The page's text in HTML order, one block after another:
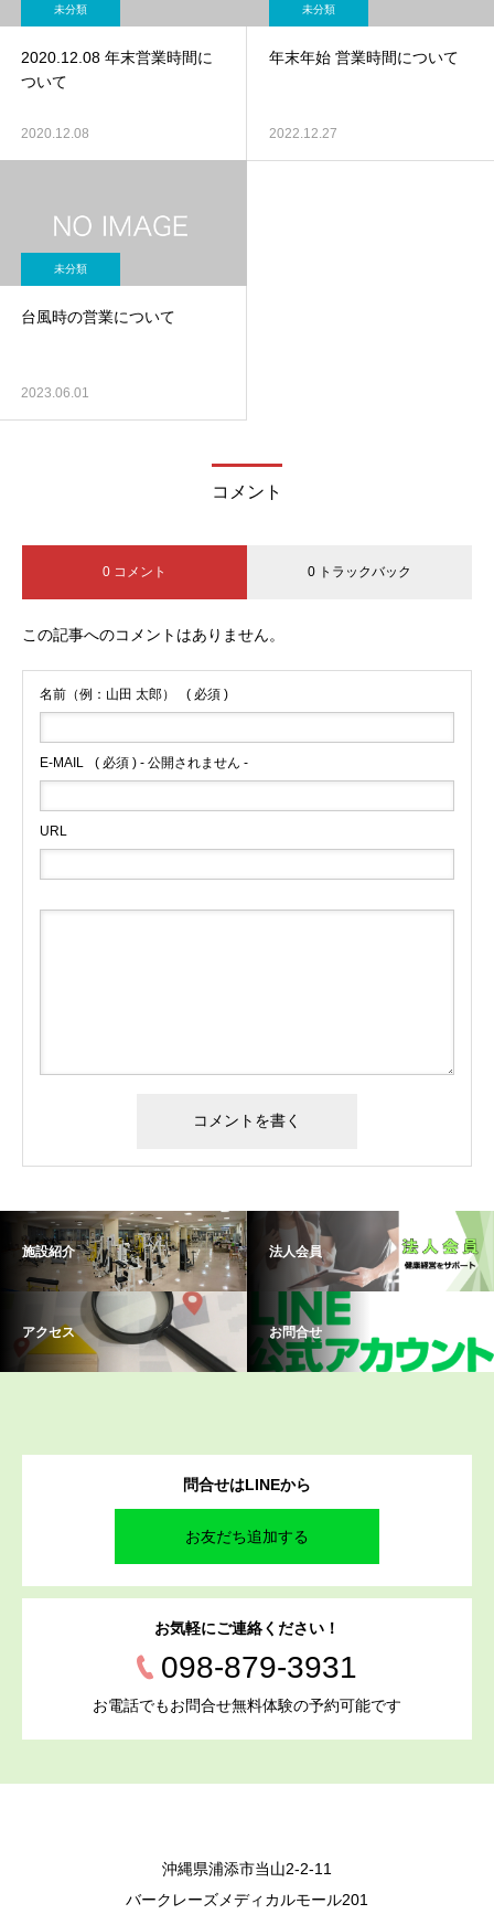
未分類
2020.12.08 年末営業時間に
ついて
2020.12.08
未分類
年末年始 営業時間について
2022.12.27
未分類
台風時の営業について
2023.06.01
コメント
0 コメント 0 トラックバック
この記事へのコメントはありません。
名前（例：山田 太郎） ( 必須 )
E-MAIL ( 必須 ) - 公開されません -
URL
施設紹介 法人会員
アクセス お問合せ
問合せはLINEから
お友だち追加する
お気軽にご連絡ください！
098-879-3931
お電話でもお問合せ無料体験の予約可能です
沖縄県浦添市当山2-2-11
バークレーズメディカルモール201